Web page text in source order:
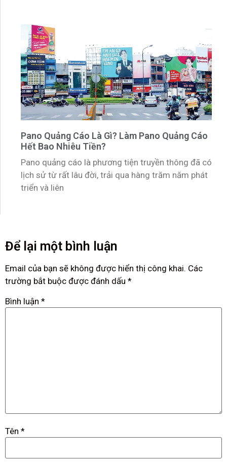
Pano Quảng Cáo Là Gì? Làm Pano Quảng Cáo
Hết Bao Nhiêu Tiền?
Pano quảng cáo là phương tiện truyền thông đã có
lịch sử từ rất lâu đời, trải qua hàng trăm năm phát
triển và liên
Để lại một bình luận
Email của bạn sẽ không được hiển thị công khai. Các
trường bắt buộc được đánh dấu *
Bình luận *
Tên *